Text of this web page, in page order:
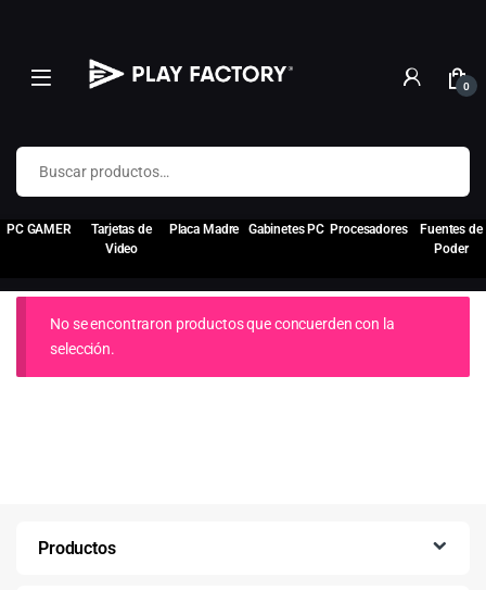
0
Buscar por:
PC GAMER
Tarjetas de
Video
Placa Madre Gabinetes PC Procesadores
Fuentes de
Poder
No se encontraron productos que concuerden con la
selección.
Productos